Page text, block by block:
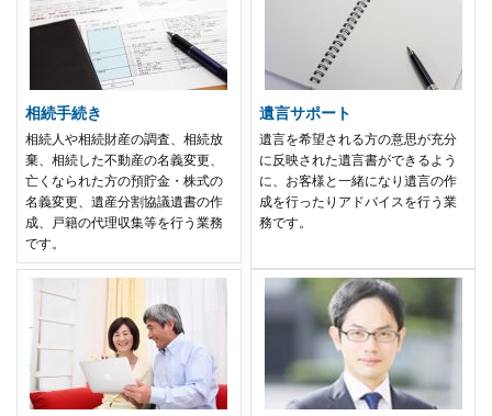
相続手続き
相続人や相続財産の調査、相続放
棄、相続した不動産の名義変更、
亡くなられた方の預貯金・株式の
名義変更、遺産分割協議遺書の作
成、戸籍の代理収集等を行う業務
です。
遺言サポート
遺言を希望される方の意思が充分
に反映された遺言書ができるよう
に、お客様と一緒になり遺言の作
成を行ったりアドバイスを行う業
務です。